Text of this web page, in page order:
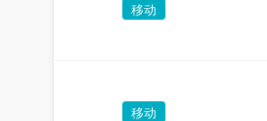
移动
移动